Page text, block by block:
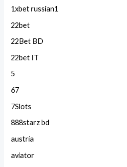
1xbet russian1
22bet
22Bet BD
22bet IT
5
67
7Slots
888starz bd
austria
aviator